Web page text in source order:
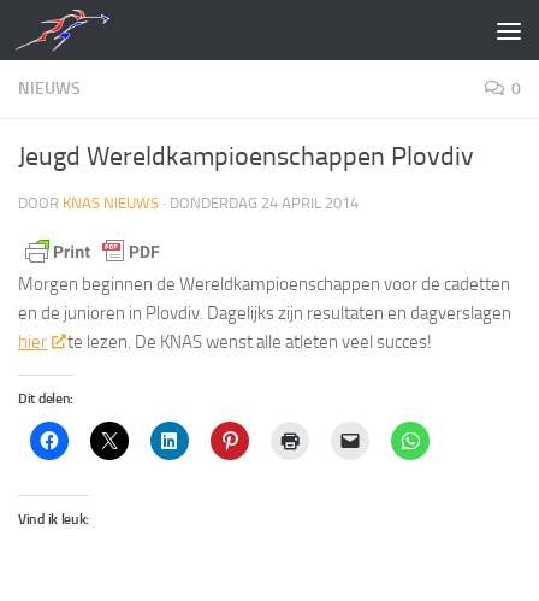
Doorgaan naar inhoud
NIEUWS 0
Jeugd Wereldkampioenschappen Plovdiv
DOOR KNAS NIEUWS · DONDERDAG 24 APRIL 2014
Morgen beginnen de Wereldkampioenschappen voor de cadetten
en de junioren in Plovdiv. Dagelijks zijn resultaten en dagverslagen
hier
te lezen. De KNAS wenst alle atleten veel succes!
Dit delen:
Vind ik leuk: